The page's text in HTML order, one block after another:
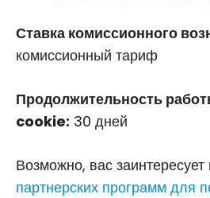
Ставка комиссионного
комиссионный тариф
Продолжительность
cookie: 30 дней
Возможно, вас заинтересует
партнерских программ для